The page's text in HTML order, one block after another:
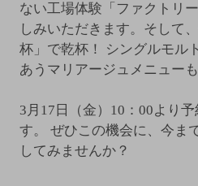
ない工場体験「ファクトリ
しみいただきます。そして
杯」で乾杯！
シングルモル
あうマリアージュメニュー
3月17日（金）10：00より
す。
ぜひこの機会に、今ま
してみませんか？